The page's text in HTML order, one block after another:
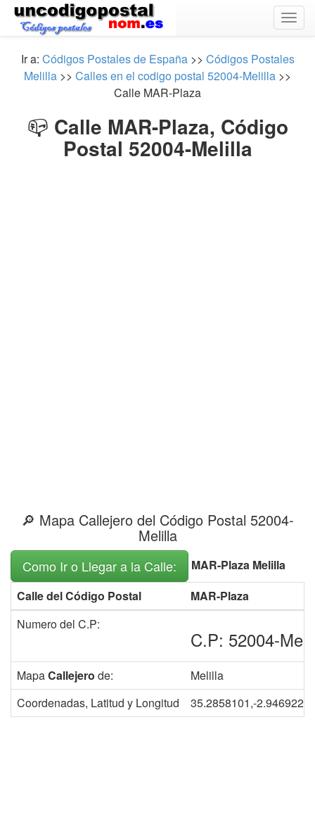
Ir a: Códigos Postales de España>> Códigos Postales
Melilla >> Calles en el codigo postal 52004-Melilla >>
Calle MAR-Plaza
📪 Calle MAR-Plaza, Código
Postal 52004-Melilla
🔎 Mapa Callejero del Código Postal 52004-
Melilla
Como Ir o Llegar a la Calle:
MAR-Plaza Melilla
Calle del Código Postal
MAR-Plaza
Numero del C.P:
C.P: 52004-
MapaCallejero de:
Melilla
Coordenadas, Latitud y Longitud
35.2858101,-2.9469225